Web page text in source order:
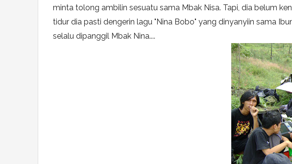
minta tolong ambilin sesuatu sama Mbak Nisa. Tapi, dia belum
tidur dia pasti dengerin lagu "Nina Bobo" yang dinyanyiin sama
selalu dipanggil Mbak Nina....